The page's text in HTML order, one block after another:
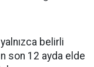
yalnızca belirli
son 12 ayda elde